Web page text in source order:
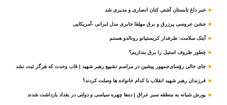
خبر داغ تابستان آشتی کنان انصاری و مدیری شد
جشن عروسی پرزرق و برق مهلقا جابری مدل ایرانی -آمریکایی
آیتک سلامت: طرفدار کریستیانو رونالدو هستم
چطور ظروف استیل را برق بندازیم؟
جای خالی رؤسای‌جمهور پیشین در مراسم تشییع رهبر شهید | قاب وحدت که هرگز ثبت نشد
فرزندان رهبر شهید انقلاب با کدام خانواده ها وصلت کردند؟
یورش شبانه به منطقه سبز عراق | ده‌ها چهره سیاسی و دولتی در بغداد بازداشت شدند